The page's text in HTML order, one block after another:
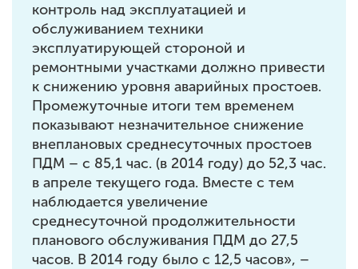
контроль над эксплуатацией и
обслуживанием техники
эксплуатирующей стороной и
ремонтными участками должно привести
к снижению уровня аварийных простоев.
Промежуточные итоги тем временем
показывают незначительное снижение
внеплановых среднесуточных простоев
ПДМ – с 85,1 час. (в 2014 году) до 52,3 час.
в апреле текущего года. Вместе с тем
наблюдается увеличение
среднесуточной продолжительности
планового обслуживания ПДМ до 27,5
часов. В 2014 году было с 12,5 часов», –